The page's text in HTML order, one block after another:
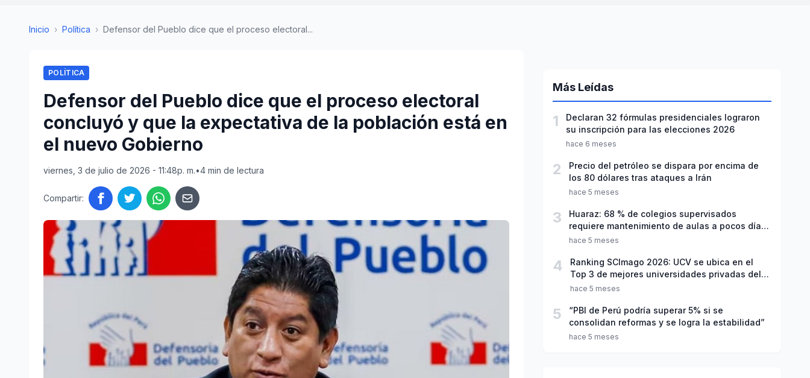
Inicio › Política › Defensor del Pueblo dice que el proceso electoral...
POLÍTICA
Defensor del Pueblo dice que el proceso electoral
concluyó y que la expectativa de la población está en
el nuevo Gobierno
viernes, 3 de julio de 2026 - 11:48p. m.•4 min de lectura
Compartir:
Más Leídas
1
Declaran 32 fórmulas presidenciales lograron
su inscripción para las elecciones 2026
hace 6 meses
2
Precio del petróleo se dispara por encima de
los 80 dólares tras ataques a Irán
hace 5 meses
3
Huaraz: 68 % de colegios supervisados
requiere mantenimiento de aulas a pocos días
de inicio del año escolar 2026
hace 5 meses
4
Ranking SCImago 2026: UCV se ubica en el
Top 3 de mejores universidades privadas del
Perú
hace 5 meses
5
“PBI de Perú podría superar 5% si se
consolidan reformas y se logra la estabilidad”
hace 5 meses